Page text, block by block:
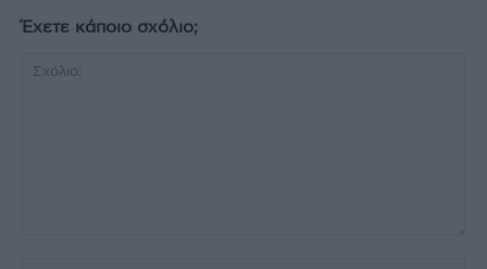
Έχετε κάποιο σχόλιο;